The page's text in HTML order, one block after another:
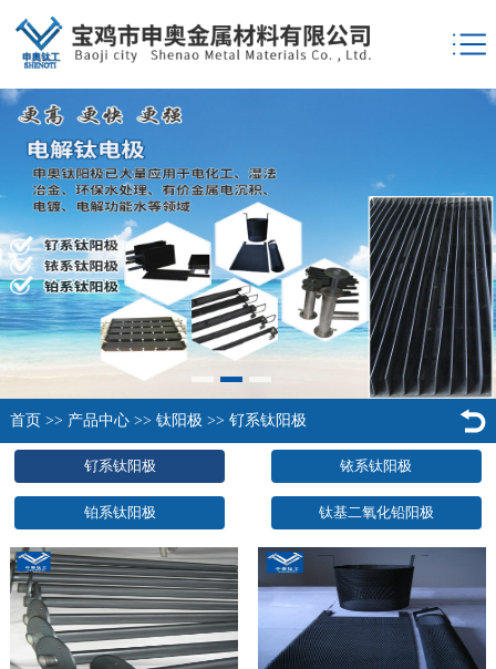
首页 >> 产品中心>> 钛阳极 >> 钌系钛阳极
钌系钛阳极 铱系钛阳极
铂系钛阳极 钛基二氧化铅阳极